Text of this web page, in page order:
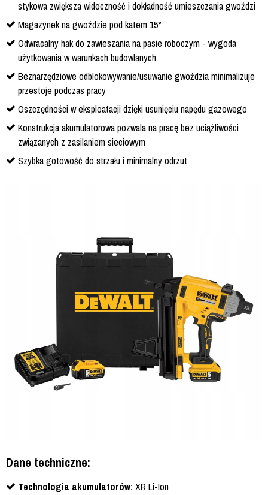
stykowa zwiększa widoczność i dokładność umieszczania gwoździ
Magazynek na gwoździe pod katem 15°
Odwracalny hak do zawieszania na pasie roboczym - wygoda
użytkowania w warunkach budowlanych
Beznarzędziowe odblokowywanie/usuwanie gwoździa minimalizuje
przestoje podczas pracy
Oszczędności w eksploatacji dzięki usunięciu napędu gazowego
Konstrukcja akumulatorowa pozwala na pracę bez uciążliwości
związanych z zasilaniem sieciowym
Szybka gotowość do strzału i minimalny odrzut
Dane techniczne:
Technologia akumulatorów: XR Li-Ion